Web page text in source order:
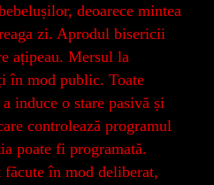
deoarece mintea
zi. Aprodul bisericii
ațipeau. Mersul la
în mod public. Toate
induce o stare pasivă și
controlează programul
poate fi programată.
în mod deliberat,